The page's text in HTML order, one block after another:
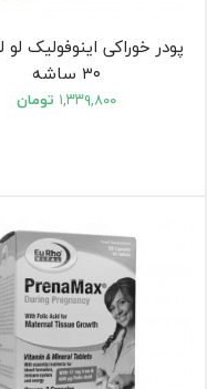
پودر خوراکی اینوفولیک لو
۳۰ ساشه
۱,۳۳۹,۸۰۰ تومان